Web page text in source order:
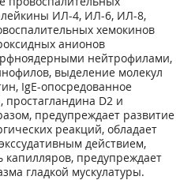
ИЛ-4, ИЛ-6, ИЛ-8,
хемокинов
анионов
нейтрофилами,
выделение молекул
IgE-опосредованное
простагландина D2 и
предупреждает развитие
реакций, обладает
действием,
предупреждает
гладкой мускулатуры.